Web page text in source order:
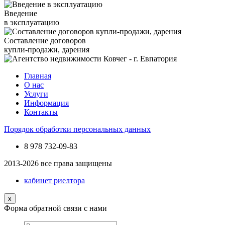
Введение
в эксплуатацию
Составление договоров
купли-продажи, дарения
Главная
О нас
Услуги
Информация
Контакты
Порядок обработки персональных данных
8 978 732-09-83
2013-2026 все права защищены
кабинет риелтора
x
Форма обратной связи с нами